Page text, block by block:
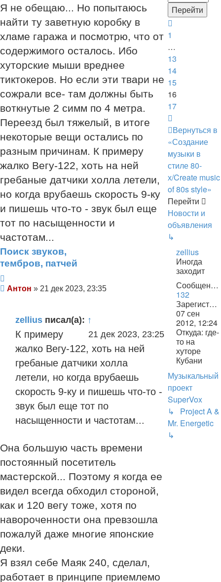
Я не обещаю... Но попытаюсь
найти ту заветную коробку в
хламе гаража и посмотрю, что от
содержимого осталось. Ибо
хуторские мыши вреднее
тиктокеров. Но если эти твари не
сожрали все- там должны быть
воткнутые 2 симм по 4 метра.
Переезд был тяжелый, в итоге
некоторые вещи остались по
разным причинам. К примеру
жалко Вегу-122, хоть на ней
гребаные датчики холла летели,
но когда врубаешь скорость 9-ку
и пишешь что-то - звук был еще
тот по насыщенности и
частотам...
Поиск звуков,
тембров, патчей
Сообщение
Антон » 21 дек 2023, 23:35
zellius писал(а): ↑
21 дек 2023, 23:25
К примеру
жалко Вегу-122, хоть на ней
гребаные датчики холла
летели, но когда врубаешь
скорость 9-ку и пишешь что-то -
звук был еще тот по
насыщенности и частотам...
Она большую часть времени
постоянный посетитель
мастерской... Поэтому я когда ее
видел всегда обходил стороной,
как и 120 вегу тоже, хотя по
навороченности она превзошла
пожалуй даже многие японские
деки.
Я взял себе Маяк 240, сделал,
работает в принципе приемлемо
zellius
Иногда
заходит
Сообщения:
132
Зарегистрирован:
07 сен
2012, 12:24
Откуда: где-
то на
хуторе
Кубани
1
…
13
14
15
16
17
Вернуться в
«Создание
музыки в
стиле 80-
х/Create music
of 80s style»
Перейти
Новости и
объявления
↳
Музыкальный
проект
SuperVox
↳ Project A &
Mr. Energetic
↳